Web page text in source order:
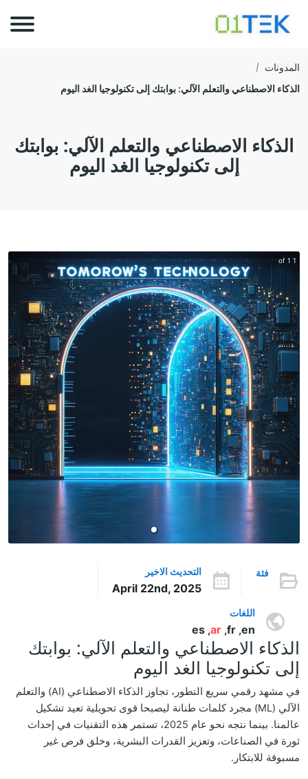
المدونات
الذكاء الاصطناعي والتعلم الآلي: بوابتك إلى تكنولوجيا الغد اليوم
الذكاء الاصطناعي والتعلم الآلي: بوابتك
إلى تكنولوجيا الغد اليوم
1 of 1
فئة التحديث الاخير
April 22nd, 2025
اللغات
en
,
fr
,
ar
,
es
الذكاء الاصطناعي والتعلم الآلي: بوابتك
إلى تكنولوجيا الغد اليوم
في مشهد رقمي سريع التطور، تجاوز الذكاء الاصطناعي (AI) والتعلم
الآلي (ML) مجرد كلمات طنانة ليصبحا قوى تحويلية تعيد تشكيل
عالمنا. بينما نتجه نحو عام 2025، تستمر هذه التقنيات في إحداث
ثورة في الصناعات، وتعزيز القدرات البشرية، وخلق فرص غير
مسبوقة للابتكار.